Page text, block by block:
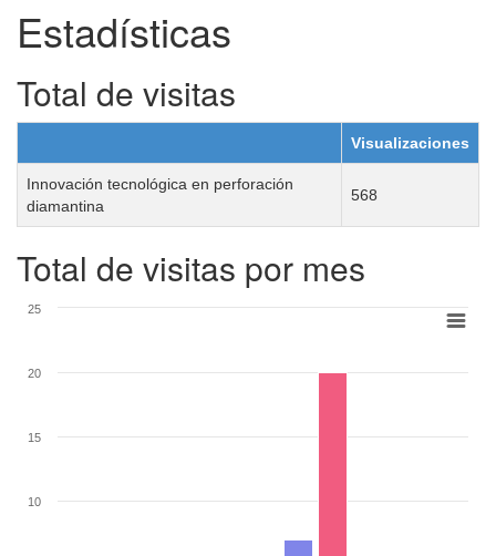
Estadísticas
Total de visitas
Visualizaciones
Innovación tecnológica en perforación
diamantina
568
Total de visitas por mes
10
15
20
25